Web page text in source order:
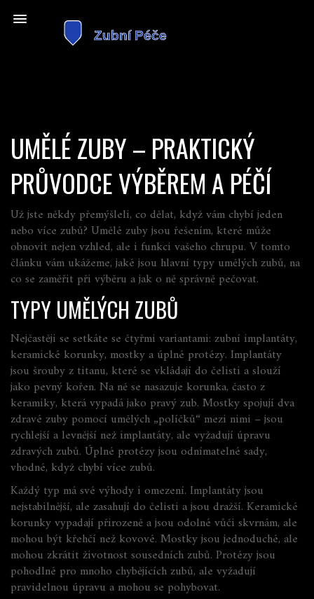
UMĚLÉ ZUBY – PRAKTICKÝ
PRŮVODCE VÝBĚREM A PÉČÍ
Už jste někdy přemýšleli, co dělat, když vám chybí jeden
nebo více zubů? Umělé zuby jsou řešením, které může
obnovit nejen vzhled, ale i funkci vašeho chrupu. V tomto
článku vám ukážeme, jaké jsou hlavní typy umělých zubů, na
co se zaměřit při výběru a jak o ně správně pečovat.
TYPY UMĚLÝCH ZUBŮ
Nejčastěji se setkáte se čtyřmi variantami: zubní implantáty,
keramické korunky, mostky a úplné protézy. Implantáty
jsou šrouby z titanu, které se vkládají do čelisti a slouží
jako pevný kořen. Na ně se nasazuje korunka, často z
keramiky, která vypadá jako pravý zub. Mostky spojují dva
zdravé zuby pomocí umělých „políčků“ mezi nimi – jsou
rychlejší a levnější než implantáty, ale vyžadují úpravu
zdravých zubů. Úplné protézy jsou odnímatelné sady,
vhodné, když chybí více zubů.
Každý typ má své výhody i omezení. Implantáty jsou
nejstabilnější, ale zasahují do čelisti a jsou dražší. Keramické
korunky vypadají přirozeně a jsou odolné vůči skvrnám, ale
mohou být křehčí než kovové. Mostky jsou jednoduché, ale
mohou zkrátit životnost sousedních zubů. Protézy jsou
pohodlné pro mnoho chybějících zubů, ale vyžadují
pravidelnou úpravu a mohou se pohybovat.